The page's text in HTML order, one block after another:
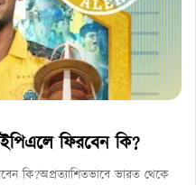
ফিরবেন কি?
কি?অপ্রত্যাশিতভাবে ভারত থেকে